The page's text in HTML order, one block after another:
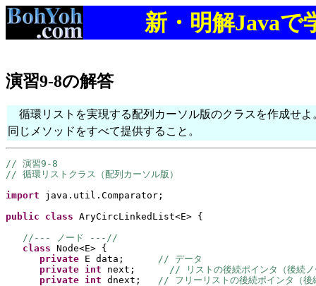
新・明解Java
演習9-8の解答
循環リストを実現する配列カーソル版のクラスを作成せよ
同じメソッドをすべて提供すること。
// 演習9-8
// 循環リストクラス（配列カーソル版）
import java.util.Comparator;
public class AryCircLinkedList<E> {
//--- ノード ---//
class Node<E> {
private E data;
// データ
private int next;
// リストの後続ポインタ（後続
private int dnext;
// フリーリストの後続ポインタ（後